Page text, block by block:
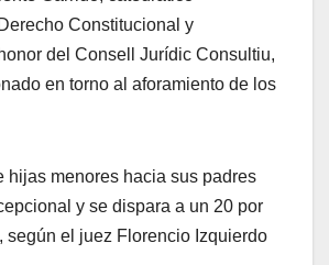
Constitucional y
del Consell Jurídic Consultiu,
en torno al aforamiento de los
hijas menores hacia sus padres
y se dispara a un 20 por
según el juez Florencio Izquierdo